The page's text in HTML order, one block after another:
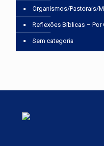
Organismos/Pastorais/
Reflexões Bíblicas – Por
Sem categoria